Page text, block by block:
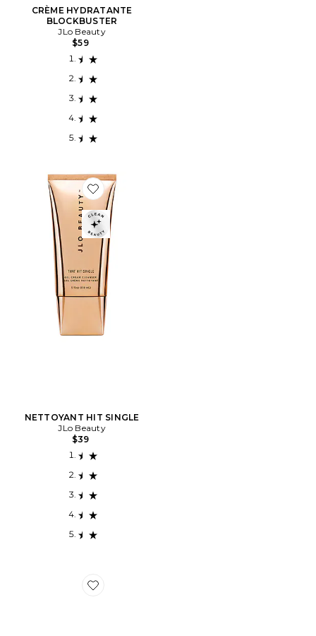
CRÈME HYDRATANTE
BLOCKBUSTER
JLo Beauty
$59
Favorite NETTOYANT HIT SINGLE
NETTOYANT HIT SINGLE
JLo Beauty
$39
Favorite CRÈME POUR LES YEUX FRESH TAKE